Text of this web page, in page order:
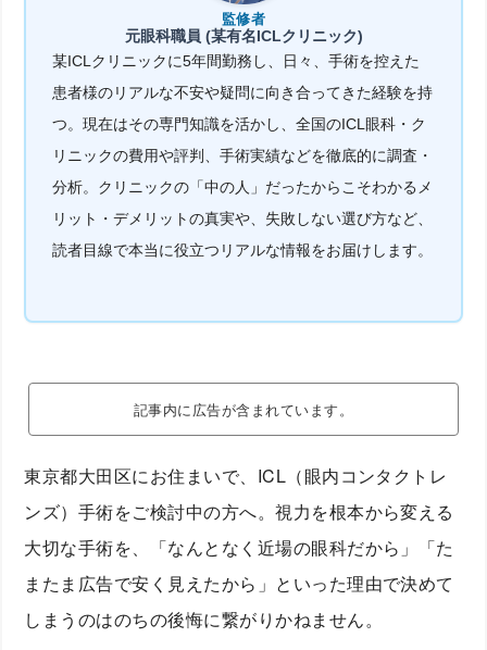
監修者
元眼科職員 (某有名ICLクリニック)
某ICLクリニックに5年間勤務し、日々、手術を控えた
患者様のリアルな不安や疑問に向き合ってきた経験を持
つ。現在はその専門知識を活かし、全国のICL眼科・ク
リニックの費用や評判、手術実績などを徹底的に調査・
分析。クリニックの「中の人」だったからこそわかるメ
リット・デメリットの真実や、失敗しない選び方など、
読者目線で本当に役立つリアルな情報をお届けします。
記事内に広告が含まれています。
東京都大田区にお住まいで、ICL（眼内コンタクトレ
ンズ）手術をご検討中の方へ。視力を根本から変える
大切な手術を、「なんとなく近場の眼科だから」「た
またま広告で安く見えたから」といった理由で決めて
しまうのはのちの後悔に繋がりかねません。